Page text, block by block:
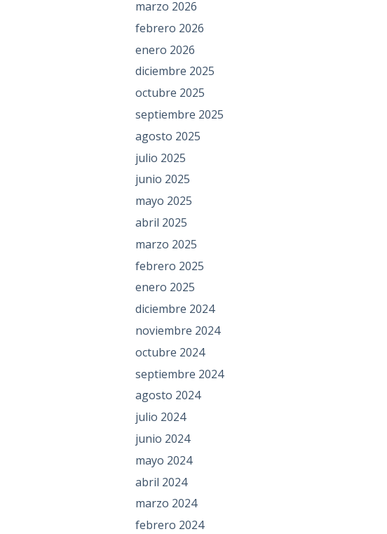
marzo 2026
febrero 2026
enero 2026
diciembre 2025
octubre 2025
septiembre 2025
agosto 2025
julio 2025
junio 2025
mayo 2025
abril 2025
marzo 2025
febrero 2025
enero 2025
diciembre 2024
noviembre 2024
octubre 2024
septiembre 2024
agosto 2024
julio 2024
junio 2024
mayo 2024
abril 2024
marzo 2024
febrero 2024